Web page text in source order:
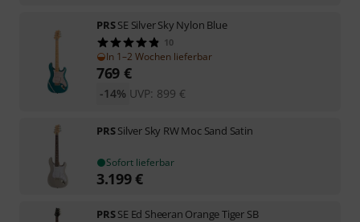
PRSSE Silver Sky Nylon Blue
10
In 1–2 Wochen lieferbar
769 €
UVP: 899 €
-14%
PRSSilver Sky RW Moc Sand Satin
Sofort lieferbar
3.199€
PRSSE Ed Sheeran Orange Tiger SB